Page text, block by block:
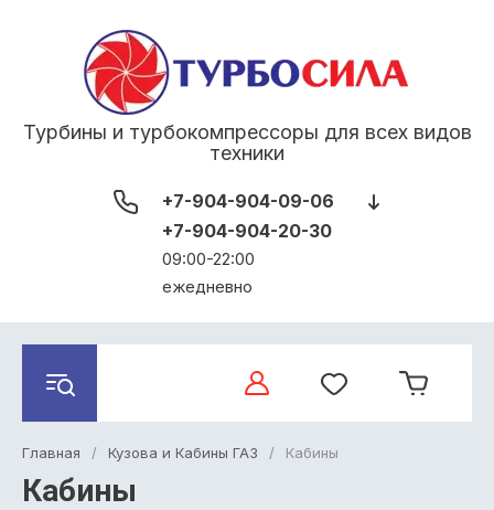
Турбины и турбокомпрессоры для всех видов
техники
+7-904-904-09-06
+7-904-904-20-30
09:00-22:00
ежедневно
Главная / Кузова и Кабины ГАЗ / Кабины
Кабины